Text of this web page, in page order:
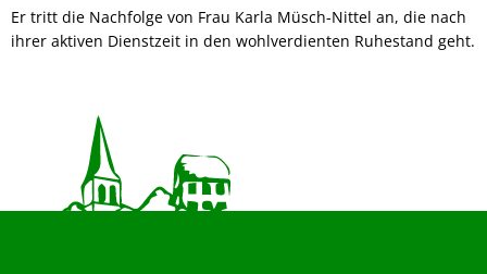
Er tritt die Nachfolge von Frau Karla Müsch-Nittel an, die nach
ihrer aktiven Dienstzeit in den wohlverdienten Ruhestand geht.